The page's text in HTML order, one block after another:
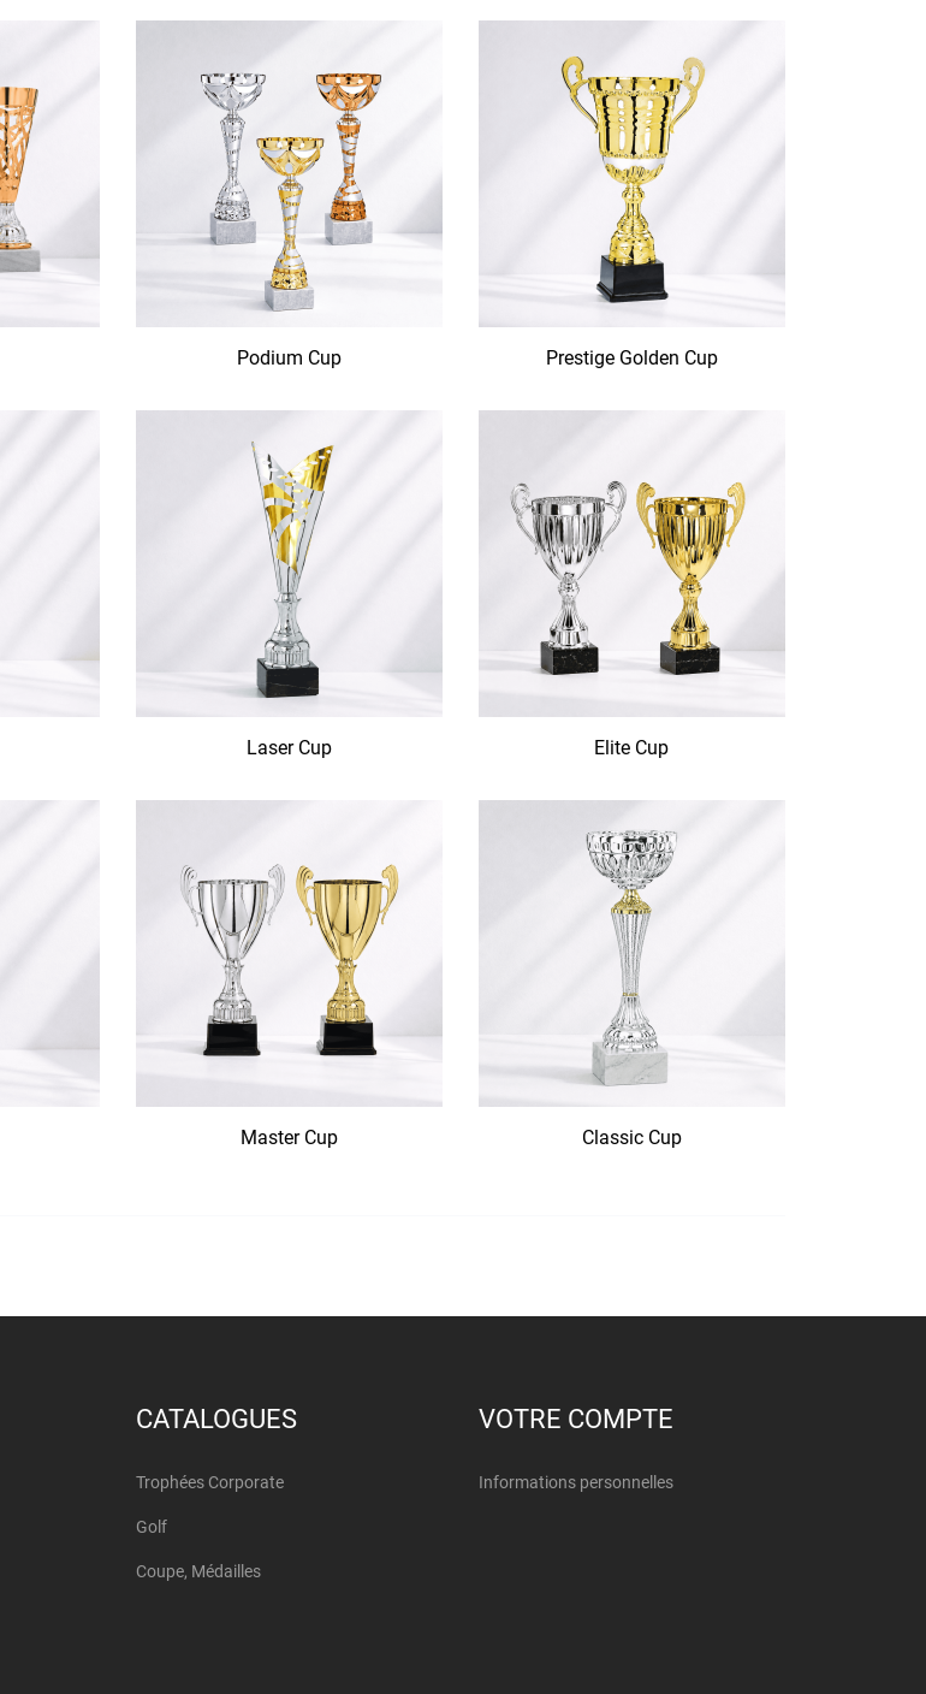
Podium Cup Prestige Golden Cup
Laser Cup Elite Cup
Master Cup Classic Cup
CATALOGUES
Trophées Corporate
Golf
Coupe, Médailles
VOTRE COMPTE
Informations personnelles